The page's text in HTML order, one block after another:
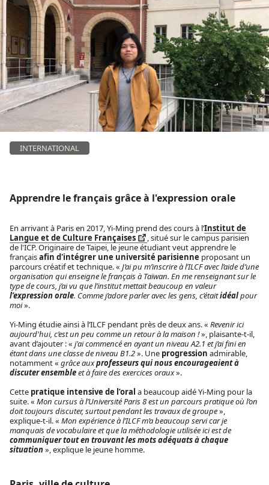
INTERNATIONAL
Apprendre le français grâce à l'expression orale
En arrivant à Paris en 2017, Yi-Ming prend des cours à l’Institut de
Langue et de Culture Françaises
, situé sur le campus parisien
de l'ICP. Originaire de Taipei, le jeune étudiant veut apprendre le
françaisafin d'intégrer une université parisienne proposant un
parcours créatif et technique. « J’ai pu m’inscrire à l’ILCF avec l’aide d’une
organisation qui enseigne le français à Taïwan. En me renseignant sur le
type de cours, j’ai vu que l’institut mettait beaucoup en valeur
l’expression orale. Comme j’adore parler avec les gens, c’étaitidéalpour
moi».
Yi-Ming étudie ainsi à l’ILCF pendant près de deux ans. « Revenir ici
aujourd'hui, c’est un peu comme un retour à la maison !», plaisante-t-il,
avant d’ajouter : « j'ai commencé en ayant un niveau A2.1 et j’ai fini en
étant dans une classe de niveau B1.2». Une progression admirable,
notamment « grâce auxprofesseurs qui nous encourageaient à
discuter ensembleet à faire des exercices oraux».
Cette pratique intensive de l’oral a beaucoup aidé Yi-Ming pour la
suite. « Mon cursus à l’Université Paris 8 est un parcours pratique où l’on
doit toujours discuter, surtout pendant les travaux de groupe»,
explique-t-il. « Mon expérience à l’ILCF m’a beaucoup servi car je
manquais de vocabulaire et que la méthodologie utilisée ici est de
communiquer tout en trouvant les mots adéquats à chaque
situation», explique le jeune homme.